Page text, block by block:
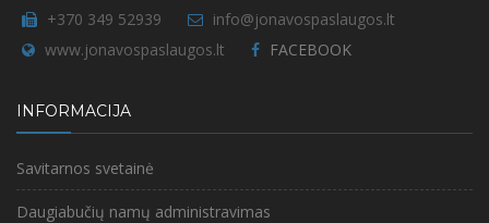
+370 349 52939
info@jonavospaslaugos.lt
www.jonavospaslaugos.lt
FACEBOOK
INFORMACIJA
Savitarnos svetainė
Daugiabučių namų administravimas